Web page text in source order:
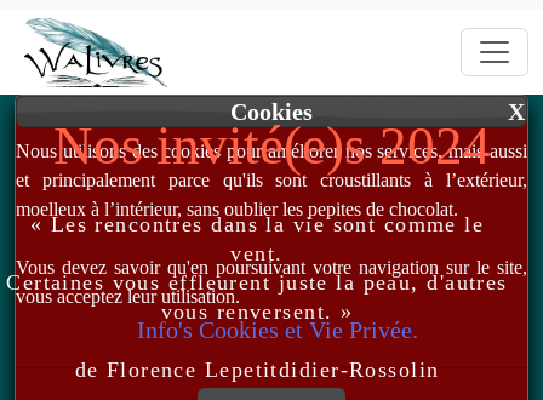
Cookies X
Nous utilisons des cookies pour améliorer nos services, mais aussi
et principalement parce qu'ils sont croustillants à l’extérieur,
moelleux à l’intérieur, sans oublier les pepites de chocolat.
Vous devez savoir qu'en poursuivant votre navigation sur le site,
vous acceptez leur utilisation.
Info's Cookies et Vie Privée.
Nos invité(e)s 2024
« Les rencontres dans la vie sont comme le
vent.
Certaines vous effleurent juste la peau, d'autres
vous renversent. »
de Florence Lepetitdidier-Rossolin